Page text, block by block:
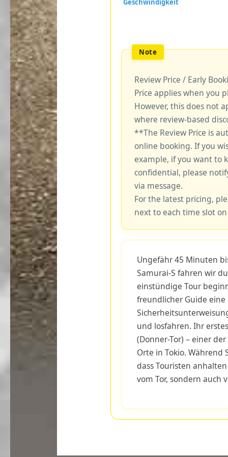
Review Price / Early
Price applies when you
However, this does not
where review-based
**The Review Price is
online booking. If you
example, if you want to
confidential, please
via message.
For the latest pricing,
next to each time slot
Ungefähr 45 Minuten
Samurai-S fahren wir
einstündige Tour
freundlicher Guide
und losfahren. Ihr
(Donner-Tor) – einer
Orte in Tokio. Während
dass Touristen
vom Tor, sondern auch